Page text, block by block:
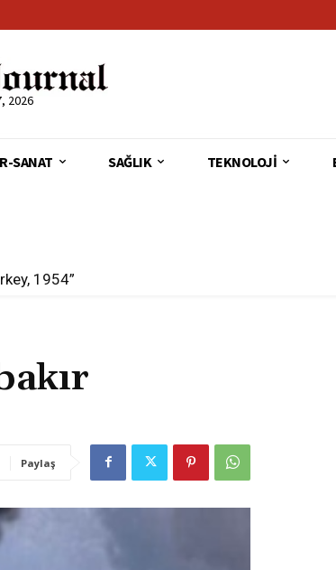
2026
SANAT SAĞLIK TEKNOLOJI
1954”
Paylaş